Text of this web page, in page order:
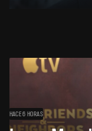
HACE 6 HORAS